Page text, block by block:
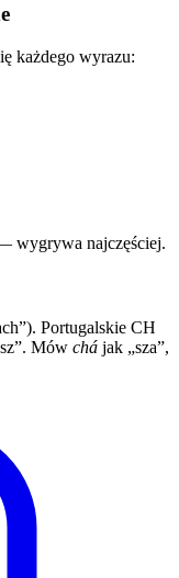
każdego wyrazu:
wygrywa najczęściej.
Portugalskie CH
Mów chá jak „sza”,